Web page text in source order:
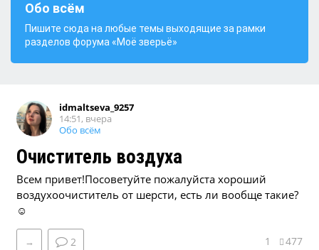
Обо всём
Пишите сюда на любые темы выходящие за рамки
разделов форума «Моё зверьё»
idmaltseva_9257
14:51, вчера
Обо всём
Очиститель воздуха
Всем привет!Посоветуйте пожалуйста хороший
воздухоочиститель от шерсти, есть ли вообще такие?
☺
→ 2 1 477